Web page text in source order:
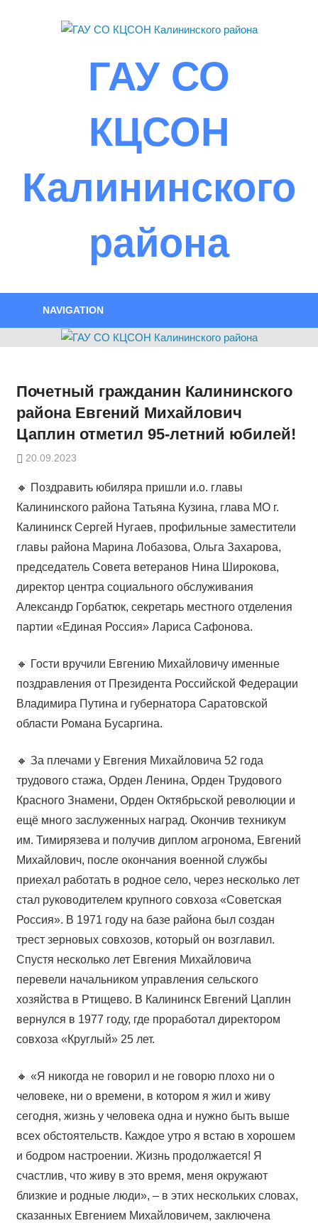
ГАУ СО
КЦСОН
Калининского
района
NAVIGATION
Почетный гражданин Калининского
района Евгений Михайлович
Цаплин отметил 95-летний юбилей!
20.09.2023
🔸 Поздравить юбиляра пришли и.о. главы
Калининского района Татьяна Кузина, глава МО г.
Калининск Сергей Нугаев, профильные заместители
главы района Марина Лобазова, Ольга Захарова,
председатель Совета ветеранов Нина Широкова,
директор центра социального обслуживания
Александр Горбатюк, секретарь местного отделения
партии «Единая Россия» Лариса Сафонова.
🔸 Гости вручили Евгению Михайловичу именные
поздравления от Президента Российской Федерации
Владимира Путина и губернатора Саратовской
области Романа Бусаргина.
🔸 За плечами у Евгения Михайловича 52 года
трудового стажа, Орден Ленина, Орден Трудового
Красного Знамени, Орден Октябрьской революции и
ещё много заслуженных наград. Окончив техникум
им. Тимирязева и получив диплом агронома, Евгений
Михайлович, после окончания военной службы
приехал работать в родное село, через несколько лет
стал руководителем крупного совхоза «Советская
Россия». В 1971 году на базе района был создан
трест зерновых совхозов, который он возглавил.
Спустя несколько лет Евгения Михайловича
перевели начальником управления сельского
хозяйства в Ртищево. В Калининск Евгений Цаплин
вернулся в 1977 году, где проработал директором
совхоза «Круглый» 25 лет.
🔸 «Я никогда не говорил и не говорю плохо ни о
человеке, ни о времени, в котором я жил и живу
сегодня, жизнь у человека одна и нужно быть выше
всех обстоятельств. Каждое утро я встаю в хорошем
и бодром настроении. Жизнь продолжается! Я
счастлив, что живу в это время, меня окружают
близкие и родные люди», – в этих нескольких словах,
сказанных Евгением Михайловичем, заключена